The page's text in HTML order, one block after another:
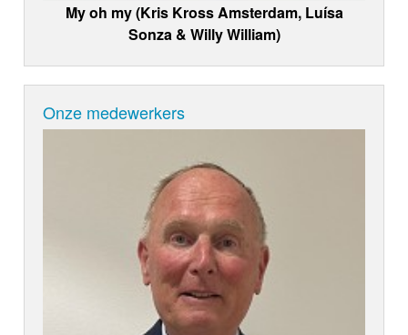
My oh my (Kris Kross Amsterdam, Luísa
Sonza & Willy William)
Onze medewerkers